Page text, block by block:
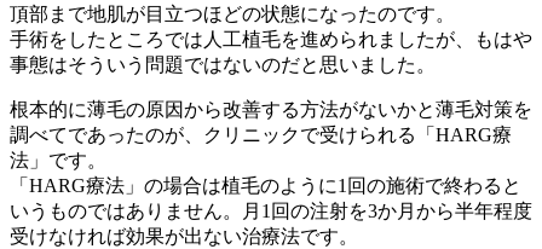
頂部まで地肌が目立つほどの状態になったのです。
手術をしたところでは人工植毛を進められましたが、もはや
事態はそういう問題ではないのだと思いました。
根本的に薄毛の原因から改善する方法がないかと薄毛対策を
調べてであったのが、クリニックで受けられる「HARG療
法」です。
「HARG療法」の場合は植毛のように1回の施術で終わると
いうものではありません。月1回の注射を3か月から半年程度
受けなければ効果が出ない治療法です。